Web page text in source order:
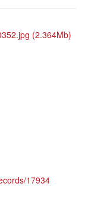
(2.364Mb)
17934